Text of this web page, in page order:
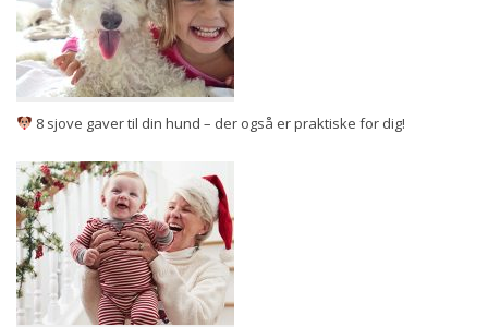
8 sjove gaver til din hund – der også er praktiske for dig!